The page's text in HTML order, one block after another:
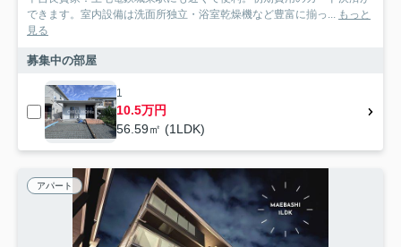
できます。室内設備は洗面所独立・浴室乾燥機など豊富に揃っ... もっと
見る
募集中の部屋
1
10.5万円
56.59㎡ (1LDK)
アパート